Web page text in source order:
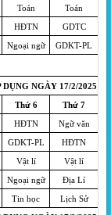
Toán
Toán
HĐTN
GDTC
Ngoại ngữ GDKT-PL
NGÀY 17/2/2025
Thứ 6 Thứ 7
HĐTN
Ngữ văn
GDKT-PL
HĐTN
Vật lí
Vật lí
Ngoại ngữ
Địa Lí
Tin học
Lịch Sử